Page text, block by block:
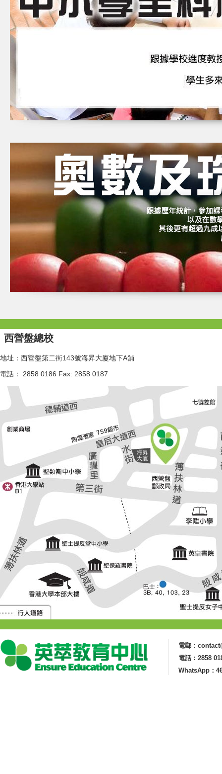
西營盤總校
地址：西營盤第二街143號海昇大廈地下A舖
電話： 2858 0186 Fax: 2858 0187
電郵：
電話：2858
WhatsApp：